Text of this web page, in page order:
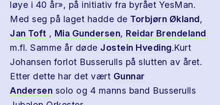
løye i 40 år», på initiativ fra byrået YesMan.
Med seg på laget hadde de Torbjørn Økland,
Jan Toft , Mia Gundersen, Reidar Brendeland
m.fl. Samme år døde Jostein Hveding.Kurt
Johansen forlot Busserulls på slutten av året.
Etter dette har det vært Gunnar
Andersen solo og 4 manns band Busserulls